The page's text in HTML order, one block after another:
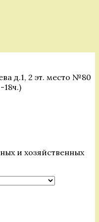
д.1, 2 эт. место №80
18ч.)
и хозяйственных